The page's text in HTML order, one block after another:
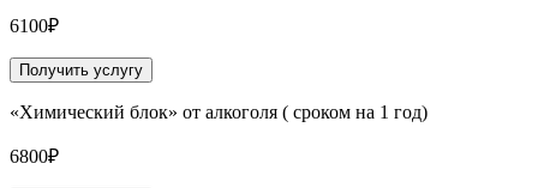
6100₽
Получить услугу
«Химический блок» от алкоголя ( сроком на 1 год)
6800₽